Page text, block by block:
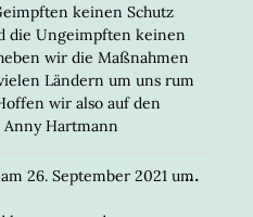
keinen Schutz
die Ungeimpften keinen
wir die Maßnahmen
Ländern um uns rum
wir also auf den
Anny Hartmann
26. September 2021 um...DIESE